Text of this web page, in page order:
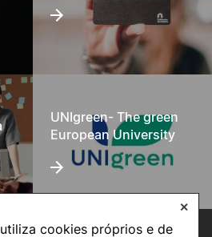
cookies próprios e de
✕
UNIgreen- The green
European University